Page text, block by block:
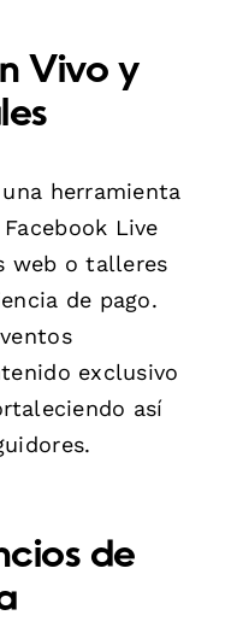
Vivo y
herramienta
Live
web o talleres
de pago.
exclusivo
así
de